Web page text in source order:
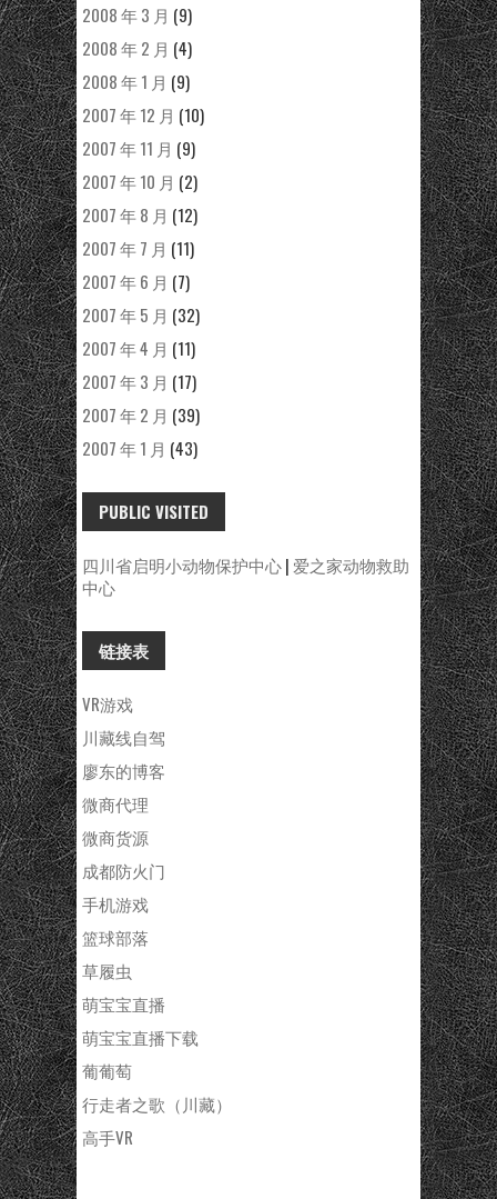
2008 年 3 月 (9)
2008 年 2 月 (4)
2008 年 1 月 (9)
2007 年 12 月 (10)
2007 年 11 月 (9)
2007 年 10 月 (2)
2007 年 8 月 (12)
2007 年 7 月 (11)
2007 年 6 月 (7)
2007 年 5 月 (32)
2007 年 4 月 (11)
2007 年 3 月 (17)
2007 年 2 月 (39)
2007 年 1 月 (43)
PUBLIC VISITED
四川省启明小动物保护中心| 爱之家动物救助
中心
链接表
VR游戏
川藏线自驾
廖东的博客
微商代理
微商货源
成都防火门
手机游戏
篮球部落
草履虫
萌宝宝直播
萌宝宝直播下载
葡葡萄
行走者之歌（川藏）
高手VR